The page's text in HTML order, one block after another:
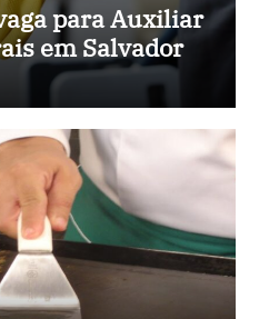
para Auxiliar
em Salvador